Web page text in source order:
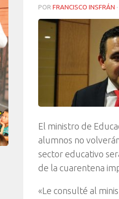
POR FRANCISCO INSFRÁN
El ministro de
alumnos no
sector educativo
de la cuarentena
«Le consulté al